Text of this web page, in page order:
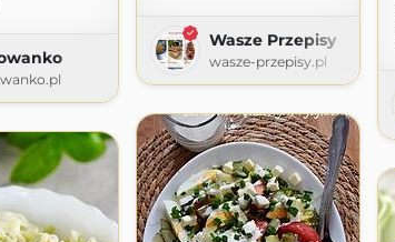
Wasze Przepisy
wasze-przepisy.pl